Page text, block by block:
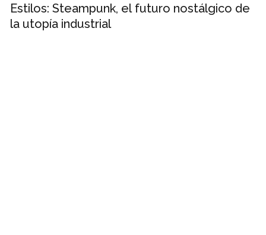
Estilos: Steampunk, el futuro nostálgico de
la utopía industrial